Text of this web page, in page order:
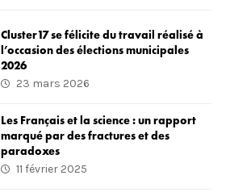
Cluster17 se félicite du travail réalisé à
l’occasion des élections municipales
2026
23 mars 2026
Les Français et la science : un rapport
marqué par des fractures et des
paradoxes
11 février 2025